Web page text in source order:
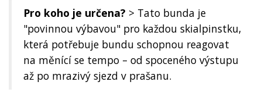
Pro koho je určena? > Tato bunda je
"povinnou výbavou" pro každou skialpinstku,
která potřebuje bundu schopnou reagovat
na měnící se tempo – od spoceného výstupu
až po mrazivý sjezd v prašanu.